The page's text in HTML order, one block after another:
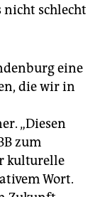
nicht schlecht
eine
die wir in
„Diesen
zum
kulturelle
Wort.